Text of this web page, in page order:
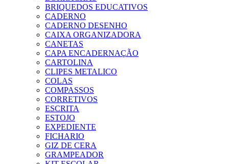
BRIQUEDOS EDUCATIVOS
CADERNO
CADERNO DESENHO
CAIXA ORGANIZADORA
CANETAS
CAPA ENCADERNAÇÃO
CARTOLINA
CLIPES METALICO
COLAS
COMPASSOS
CORRETIVOS
ESCRITA
ESTOJO
EXPEDIENTE
FICHARIO
GIZ DE CERA
GRAMPEADOR